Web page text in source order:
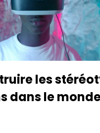
les
dans le